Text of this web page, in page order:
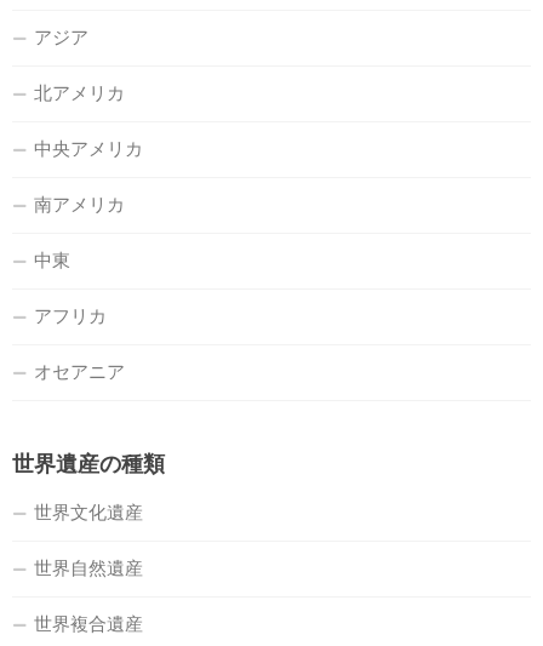
アジア
北アメリカ
中央アメリカ
南アメリカ
中東
アフリカ
オセアニア
世界遺産の種類
世界文化遺産
世界自然遺産
世界複合遺産